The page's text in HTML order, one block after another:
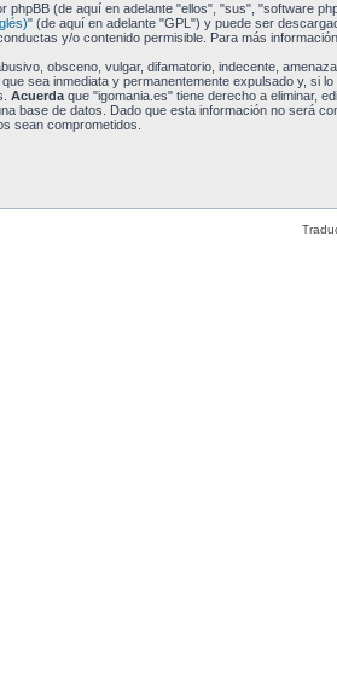
phpBB (de aquí en adelante "ellos", "sus", "software
" (de aquí en adelante "GPL") y puede ser
y/o contenido permisible. Para más
obsceno, vulgar, difamatorio, indecente,
sea inmediata y permanentemente expulsado y,
Acuerdaque "igomania.es" tiene derecho a eliminar,
base de datos. Dado que esta información no será
sean comprometidos.